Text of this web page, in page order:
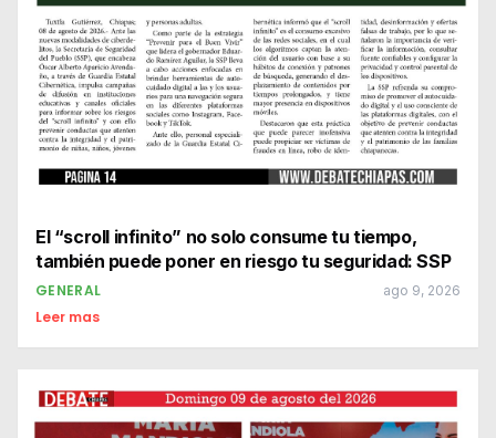
El “scroll infinito” no solo consume tu tiempo,
también puede poner en riesgo tu seguridad: SSP
GENERAL ago 9, 2026
Leer mas